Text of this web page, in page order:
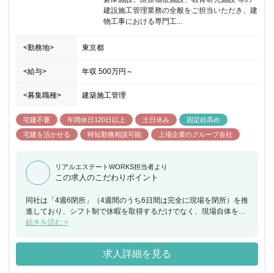
建設施工管理業務の全般をご担当いただき、建
物工事における専門工...
<勤務地> 東京都
<給与> 年収 500万円 ～
<募集職種> 建築施工管理
宅建不要 年間休日120日以上 土日休み
固定給高め
宅建を活かせる
時短勤務相談可能 上場企業のグループ会社
リアルエステートWORKS担当者より
この求人のこだわりポイント
同社は「4週6閉所」（4週間のうち6日間は完全に現場を閉所）を推
進しており、シフト制で休暇を取得するだけでなく、現場自体を閉
所することで、協力会社社員も含めた業界全体の長時間労働改善の
時間約24時間と建設業界の中でも働きやすい就業環境を保っていま
続きを読む >
求人詳細を見る